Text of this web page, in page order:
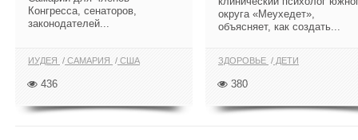
Конгресса, сенаторов,
законодателей...
ИУДЕЯ САМАРИЯ США
436
округа «Меухедет»,
объясняет, как создать...
ЗДОРОВЬЕ ДЕТИ
380